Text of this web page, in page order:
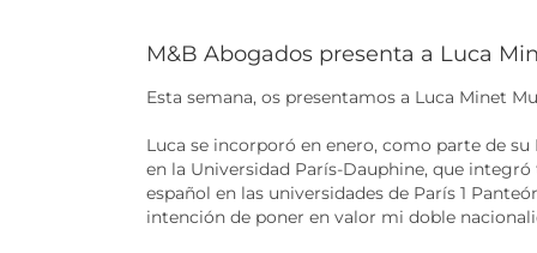
M&B Abogados presenta a Luca
Esta semana, os presentamos a Luca Minet
Luca se incorporó en enero, como parte de
en la Universidad París-Dauphine, que
español en las universidades de París 1
intención de poner en valor mi doble